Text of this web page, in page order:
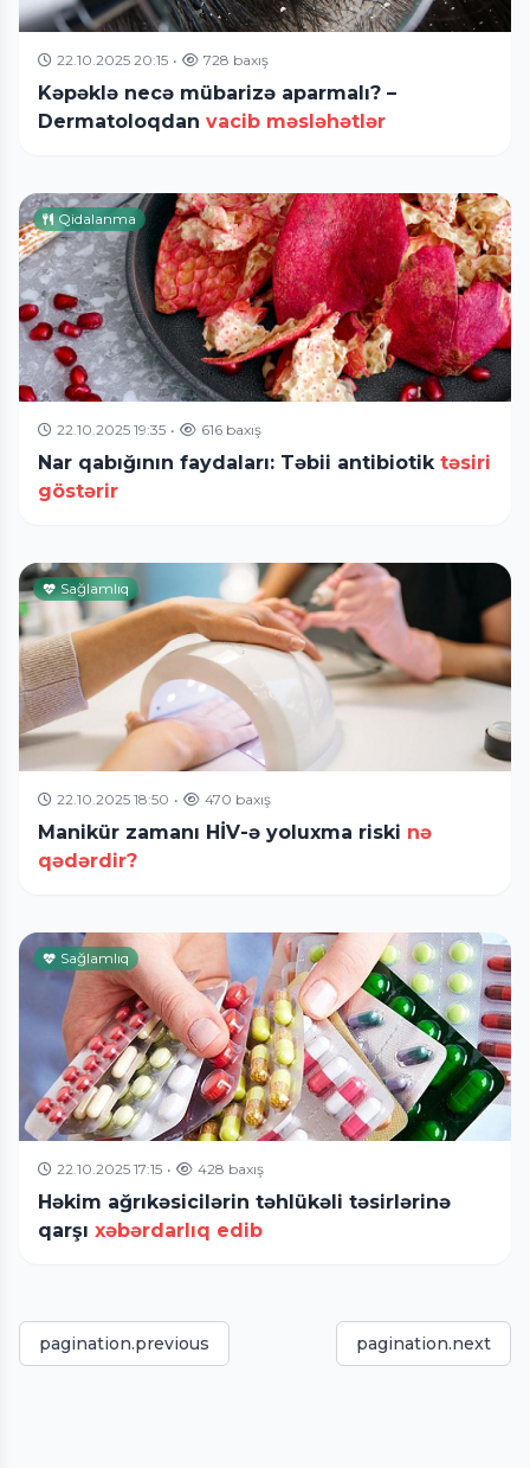
22.10.2025 20:15 • 728 baxış
Kəpəklə necə mübarizə aparmalı? –
Dermatoloqdan vacib məsləhətlər
Qidalanma
22.10.2025 19:35 • 616 baxış
Nar qabığının faydaları: Təbii antibiotik təsiri
göstərir
Sağlamlıq
22.10.2025 18:50 • 470 baxış
Manikür zamanı HİV-ə yoluxma riski nə
qədərdir?
Sağlamlıq
22.10.2025 17:15 • 428 baxış
Həkim ağrıkəsicilərin təhlükəli təsirlərinə
qarşı xəbərdarlıq edib
pagination.previous pagination.next